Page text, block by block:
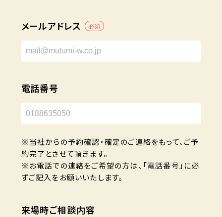
メールアドレス 必須
電話番号
※当社からの予約確認・確定のご連絡をもって、ご予
約完了とさせて頂きます。
※お電話での連絡をご希望の方は、「電話番号」に必
ずご記入をお願いいたします。
来場時ご相談内容